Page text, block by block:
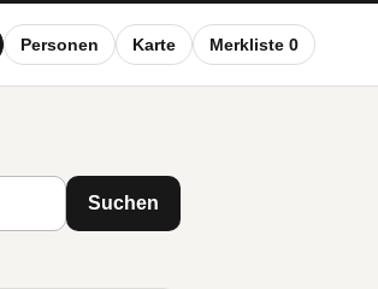
Personen Karte Merkliste 0
Suchen